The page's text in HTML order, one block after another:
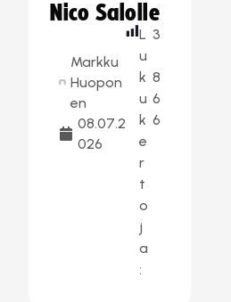
Nico Salolle
Markku
Huopon
en
08.07.2
026
L
u
k
u
k
e
r
t
o
j
a
:
3
8
6
6